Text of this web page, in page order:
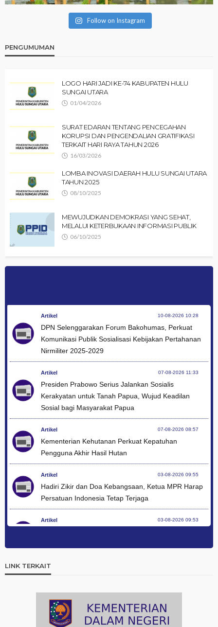
Follow on Instagram
PENGUMUMAN
LOGO HARI JADI KE-74 KABUPATEN HULU
SUNGAI UTARA
01/04/2026
SURAT EDARAN TENTANG PENCEGAHAN
KORUPSI DAN PENGENDALIAN GRATIFIKASI
TERKAIT HARI RAYA TAHUN 2026
16/03/2026
LOMBA INOVASI DAERAH HULU SUNGAI UTARA
TAHUN 2025
08/10/2025
MEWUJUDKAN DEMOKRASI YANG SEHAT,
MELALUI KETERBUKAAN INFORMASI PUBLIK
06/10/2025
Artikel 10-08-2026 10:28
DPN Selenggarakan Forum Bakohumas, Perkuat
Komunikasi Publik Sosialisasi Kebijakan Pertahanan
Nirmiliter 2025-2029
Artikel 07-08-2026 11:33
Presiden Prabowo Serius Jalankan Sosialis
Kerakyatan untuk Tanah Papua, Wujud Keadilan
Sosial bagi Masyarakat Papua
Artikel 07-08-2026 08:57
Kementerian Kehutanan Perkuat Kepatuhan
Pengguna Akhir Hasil Hutan
Artikel 03-08-2026 09:55
Hadiri Zikir dan Doa Kebangsaan, Ketua MPR Harap
Persatuan Indonesia Tetap Terjaga
Artikel 03-08-2026 09:53
Artikel
Hadiah Al-Qur'an untuk Mereka yang Menghadiahkan
Artikel 03-08-2026 09:42
Ini Teks Lengkap Doa Kebangsaan Umat Kristen
LINK TERKAIT